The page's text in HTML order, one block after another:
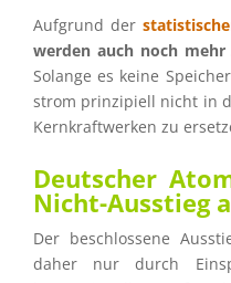
Aufgrund der
werden auch noch
Solange es keine
strom prinzi­pi­ell nicht in
Kernkraft­wer­ken zu
Deutscher
Nicht-Ausstieg
Der beschlos­sene
daher nur durch